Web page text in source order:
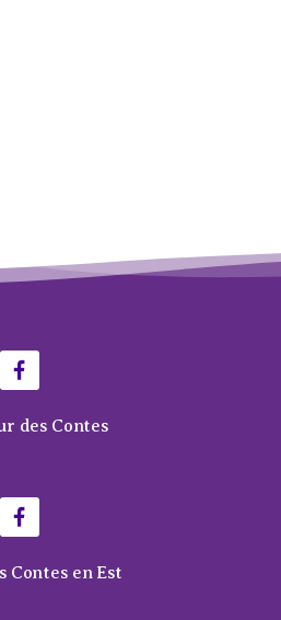
des Contes
Contes en Est